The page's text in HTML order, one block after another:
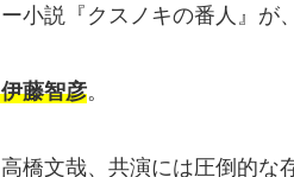
小説『クスノキの番人』が
藤智彦。
橋文哉、共演には圧倒的